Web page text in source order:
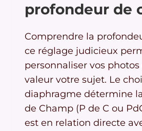
profondeur de
Comprendre la
ce réglage judicieux
personnaliser vos
valeur votre sujet. Le
diaphragme détermine
de Champ (P de C ou
est en relation directe